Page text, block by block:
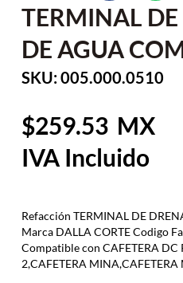
TERMINAL
DE AGUA
SKU: 005.000.0510
259.53
Refacción TERMINAL DE
Marca DALLA CORTE Codigo
Compatible con CAFETERA DC
2,CAFETERA